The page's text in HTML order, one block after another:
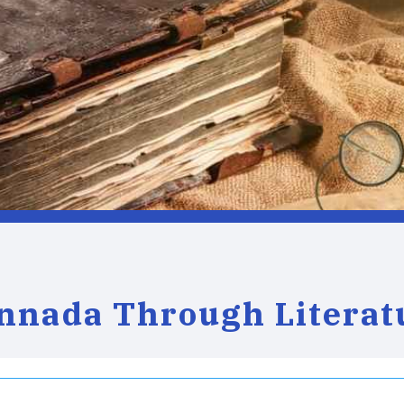
Through